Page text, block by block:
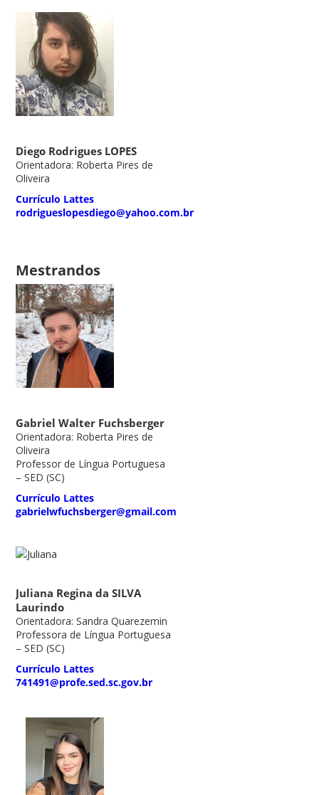
Diego Rodrigues LOPES
Orientadora: Roberta Pires de
Oliveira
Currículo Lattes
rodrigueslopesdiego@yahoo.com.br
Mestrandos
Gabriel Walter Fuchsberger
Orientadora: Roberta Pires de
Oliveira
Professor de Língua Portuguesa
– SED (SC)
Currículo Lattes
gabrielwfuchsberger@gmail.com
Juliana Regina da SILVA
Laurindo
Orientadora: Sandra Quarezemin
Professora de Língua Portuguesa
– SED (SC)
Currículo Lattes
741491@profe.sed.sc.gov.br